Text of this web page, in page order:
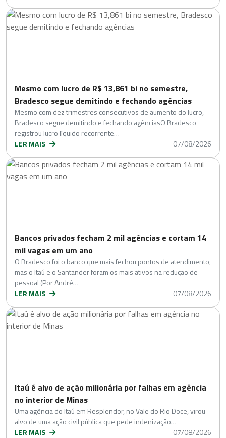
Mesmo com lucro de R$ 13,861 bi no semestre,
Bradesco segue demitindo e fechando agências
Mesmo com dez trimestres consecutivos de aumento do lucro,
Bradesco segue demitindo e fechando agênciasO Bradesco
registrou lucro líquido recorrente…
LER MAIS
07/08/2026
Bancos privados fecham 2 mil agências e cortam 14
mil vagas em um ano
O Bradesco foi o banco que mais fechou pontos de atendimento,
mas o Itaú e o Santander foram os mais ativos na redução de
pessoal (Por André…
LER MAIS
07/08/2026
Itaú é alvo de ação milionária por falhas em agência
no interior de Minas
Uma agência do Itaú em Resplendor, no Vale do Rio Doce, virou
alvo de uma ação civil pública que pede indenização…
LER MAIS
07/08/2026